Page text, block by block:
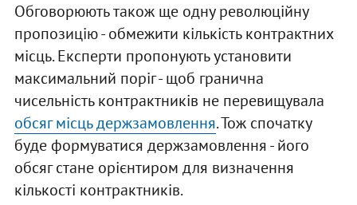
Обговорюють також ще одну революційну
пропозицію - обмежити кількість контрактних
місць. Експерти пропонують установити
максимальний поріг - щоб гранична
чисельність контрактників не перевищувала
обсяг місць держзамовлення. Тож спочатку
буде формуватися держзамовлення - його
обсяг стане орієнтиром для визначення
кількості контрактників.